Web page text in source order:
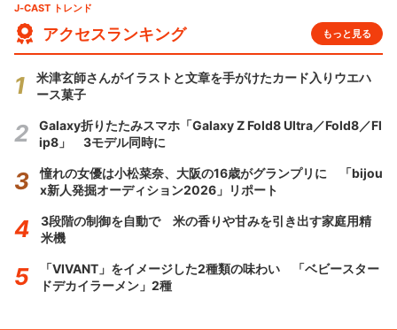
J-CAST トレンド
アクセスランキング もっと見る
米津玄師さんがイラストと文章を手がけたカード入りウエハ
ース菓子
Galaxy折りたたみスマホ「Galaxy Z Fold8 Ultra／Fold8／Fl
ip8」 3モデル同時に
憧れの女優は小松菜奈、大阪の16歳がグランプリに 「bijou
x新人発掘オーディション2026」リポート
3段階の制御を自動で 米の香りや甘みを引き出す家庭用精
米機
「VIVANT」をイメージした2種類の味わい 「ベビースター
ドデカイラーメン」2種